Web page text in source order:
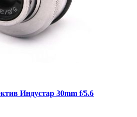
Индустар 30mm f/5.6